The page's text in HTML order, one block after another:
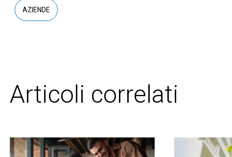
AZIENDE
Articoli correlati